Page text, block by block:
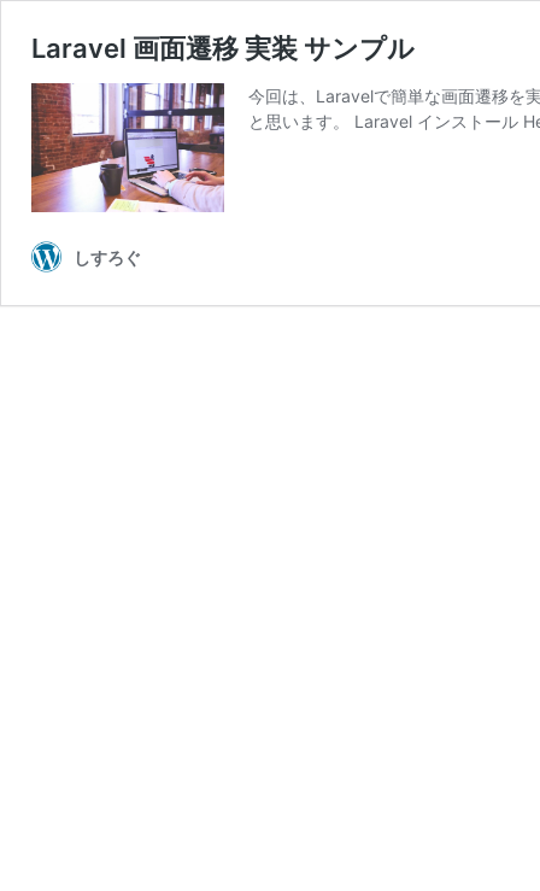
Laravel 画面遷移 実装 サンプル
今回は、Laravelで簡単な画面遷移を
と思います。 Laravel インストー
しすろぐ